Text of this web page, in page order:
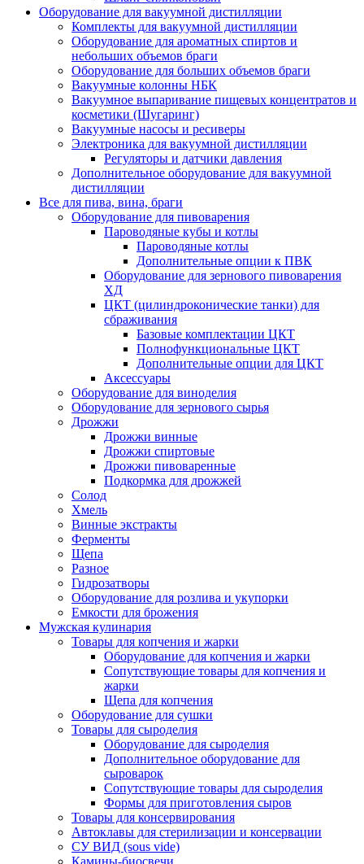
Оборудование для вакуумной дистилляции
Комплекты для вакуумной дистилляции
Оборудование для ароматных спиртов и
небольших объемов браги
Оборудование для больших объемов браги
Вакуумные колонны НБК
Вакуумное выпаривание пищевых концентратов и
косметики (Шугаринг)
Вакуумные насосы и ресиверы
Электроника для вакуумной дистилляции
Регуляторы и датчики давления
Дополнительное оборудование для вакуумной
дистилляции
Все для пива, вина, браги
Оборудование для пивоварения
Пароводяные кубы и котлы
Пароводяные котлы
Дополнительные опции к ПВК
Оборудование для зернового пивоварения
ХД
ЦКТ (цилиндроконические танки) для
сбраживания
Базовые комплектации ЦКТ
Полнофункциональные ЦКТ
Дополнительные опции для ЦКТ
Аксессуары
Оборудование для виноделия
Оборудование для зернового сырья
Дрожжи
Дрожжи винные
Дрожжи спиртовые
Дрожжи пивоваренные
Подкормка для дрожжей
Солод
Хмель
Винные экстракты
Ферменты
Щепа
Разное
Гидрозатворы
Оборудование для розлива и укупорки
Емкости для брожения
Мужская кулинария
Товары для копчения и жарки
Оборудование для копчения и жарки
Сопутствующие товары для копчения и
жарки
Щепа для копчения
Оборудование для сушки
Товары для сыроделия
Оборудование для сыроделия
Дополнительное оборудование для
сыроварок
Сопутствующие товары для сыроделия
Формы для приготовления сыров
Товары для консервирования
Автоклавы для стерилизации и консервации
СУ ВИД (sous vide)
Камины-биосвечи